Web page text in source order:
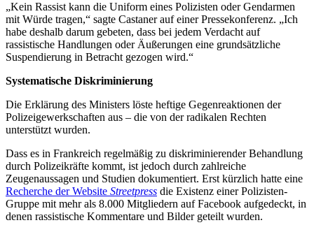
„Kein Rassist kann die Uniform eines Polizisten oder Gendarmen
mit Würde tragen,“ sagte Castaner auf einer Pressekonferenz. „Ich
habe deshalb darum gebeten, dass bei jedem Verdacht auf
rassistische Handlungen oder Äußerungen eine grundsätzliche
Suspendierung in Betracht gezogen wird.“
Systematische Diskriminierung
Die Erklärung des Ministers löste heftige Gegenreaktionen der
Polizeigewerkschaften aus – die von der radikalen Rechten
unterstützt wurden.
Dass es in Frankreich regelmäßig zu diskriminierender Behandlung
durch Polizeikräfte kommt, ist jedoch durch zahlreiche
Zeugenaussagen und Studien dokumentiert. Erst kürzlich hatte eine
Recherche der Website Streetpress die Existenz einer Polizisten-
Gruppe mit mehr als 8.000 Mitgliedern auf Facebook aufgedeckt, in
denen rassistische Kommentare und Bilder geteilt wurden.